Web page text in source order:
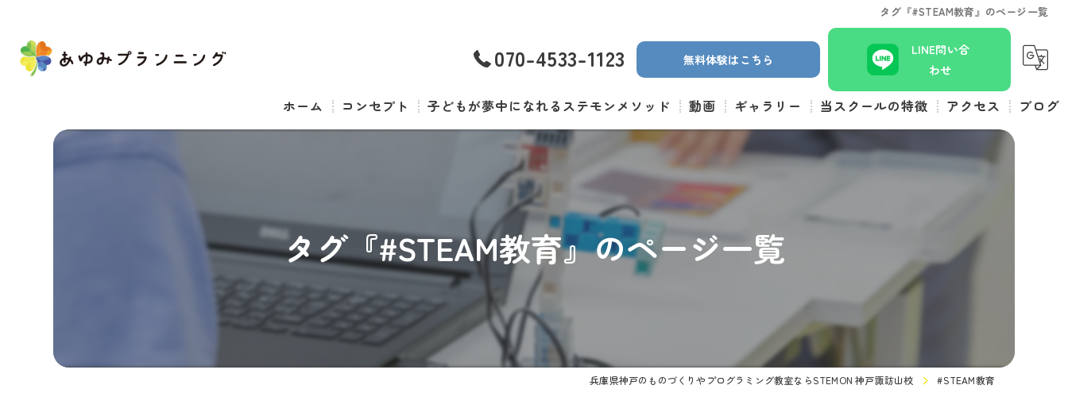
タグ『#STEAM教育』のページ一覧
070-4533-1123 無料体験はこちら
LINE問い合
わせ
ホーム コンセプト 子どもが夢中になれるステモンメソッド 動画 ギャラリー 当スクールの特徴
小学生
アクセス ブログ
タグ『#STEAM教育』のページ一覧
兵庫県神戸のものづくりやプログラミング教室ならSTEMON 神戸諏訪山校 #STEAM教育